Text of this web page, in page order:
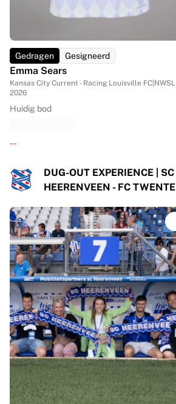
Gedragen Gesigneerd
Emma Sears
Kansas City Current - Racing Louisville FC NWSL
2026
Huidig bod
...
DUG-OUT EXPERIENCE | SC
HEERENVEEN - FC TWENTE